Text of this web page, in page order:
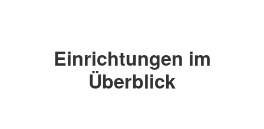
Einrichtungen im
Überblick